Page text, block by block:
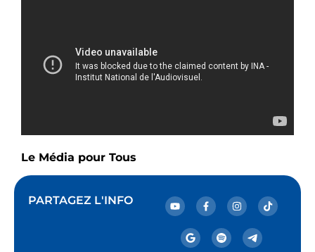
Le Média pour Tous
PARTAGEZ L'INFO